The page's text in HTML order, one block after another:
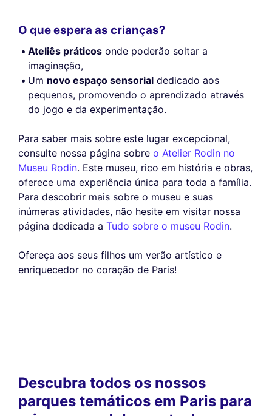
O que espera as crianças?
Ateliês práticos onde poderão soltar a
imaginação,
Um novo espaço sensorial dedicado aos
pequenos, promovendo o aprendizado através
do jogo e da experimentação.
Para saber mais sobre este lugar excepcional,
consulte nossa página sobre o Atelier Rodin no
Museu Rodin. Este museu, rico em história e obras,
oferece uma experiência única para toda a família.
Para descobrir mais sobre o museu e suas
inúmeras atividades, não hesite em visitar nossa
página dedicada a Tudo sobre o museu Rodin.
Ofereça aos seus filhos um verão artístico e
enriquecedor no coração de Paris!
Descubra todos os nossos
parques temáticos em Paris para